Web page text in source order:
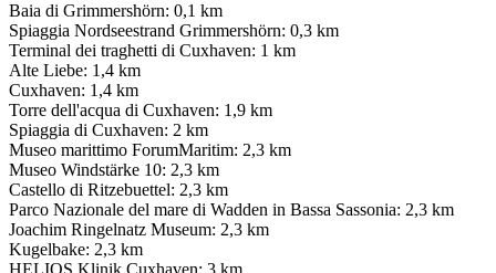
Baia di Grimmershörn: 0,1 km
Spiaggia Nordseestrand Grimmershörn: 0,3 km
Terminal dei traghetti di Cuxhaven: 1 km
Alte Liebe: 1,4 km
Cuxhaven: 1,4 km
Torre dell'acqua di Cuxhaven: 1,9 km
Spiaggia di Cuxhaven: 2 km
Museo marittimo ForumMaritim: 2,3 km
Museo Windstärke 10: 2,3 km
Castello di Ritzebuettel: 2,3 km
Parco Nazionale del mare di Wadden in Bassa Sassonia: 2,3 km
Joachim Ringelnatz Museum: 2,3 km
Kugelbake: 2,3 km